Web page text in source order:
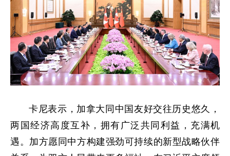
卡尼表示，加拿大同中国友好交往历史悠久，
两国经济高度互补，拥有广泛共同利益，充满机
遇。加方愿同中方构建强劲可持续的新型战略伙伴